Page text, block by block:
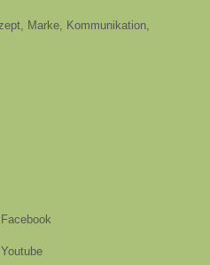
Marke, Kommunikation,